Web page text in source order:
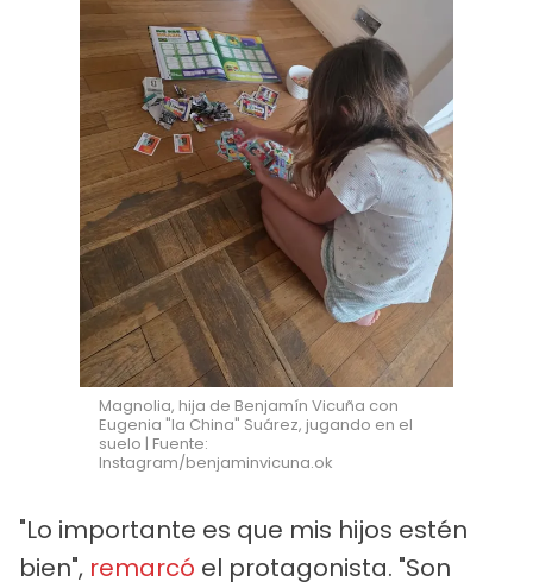
Magnolia, hija de Benjamín Vicuña con
Eugenia "la China" Suárez, jugando en el
suelo | Fuente:
Instagram/benjaminvicuna.ok
"Lo importante es que mis hijos estén
bien", remarcó el protagonista. "Son